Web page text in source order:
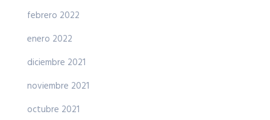
febrero 2022
enero 2022
diciembre 2021
noviembre 2021
octubre 2021